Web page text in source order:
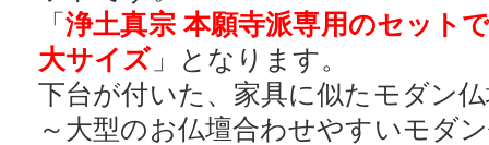
「浄土真宗 本願寺派専用のセット
大サイズ」となります。
下台が付いた、家具に似たモダン
～大型のお仏壇合わせやすいモダ